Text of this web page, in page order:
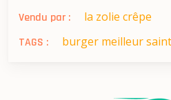
Vendu par : la zolie crêpe
TAGS : burger meilleur